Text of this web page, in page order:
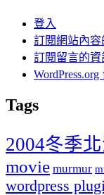
登入
訂閱網站內
訂閱留言的資
Tags
2004冬季
movie murmur
wordpress